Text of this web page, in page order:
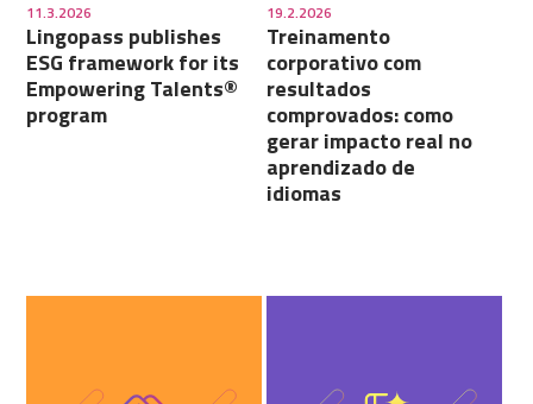
11.3.2026
Lingopass publishes
ESG framework for its
Empowering Talents®
program
19.2.2026
Treinamento
corporativo com
resultados
comprovados: como
gerar impacto real no
aprendizado de
idiomas